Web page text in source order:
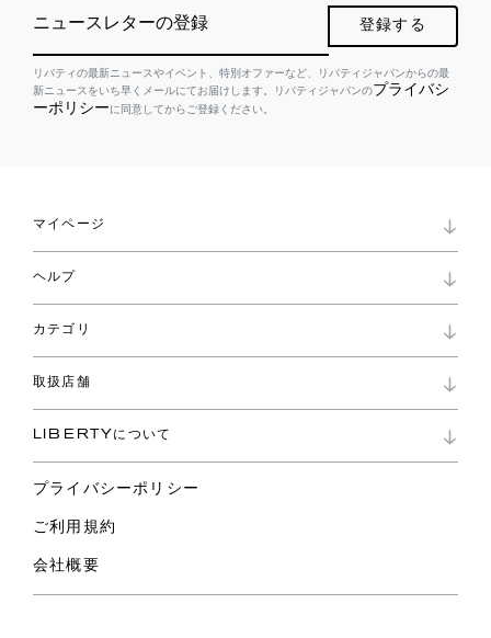
ニュースレターの登録 登録する
リバティの最新ニュースやイベント、特別オファーなど、リバティジャパンからの最
新ニュースをいち早くメールにてお届けします。リバティジャパンのプライバシ
ーポリシーに同意してからご登録ください。
マイページ
ロイヤリティプログラム
パスワード再設定
ショッピングバッグ
ヘルプ
お問い合わせ
よくあるご質問
ご利用ガイド
カテゴリ
コレクション
ファブリックス
バッグ
スカーフ
ウェア
ライフスタイル
スペシャル
取扱店舗
リバティ・ファブリックス
LIBERTYについて
プライバシーポリシー
ご利用規約
会社概要